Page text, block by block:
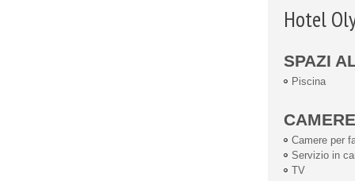
Hotel
SPAZI
Piscina
CAMERE
Camere per
Servizio in
TV